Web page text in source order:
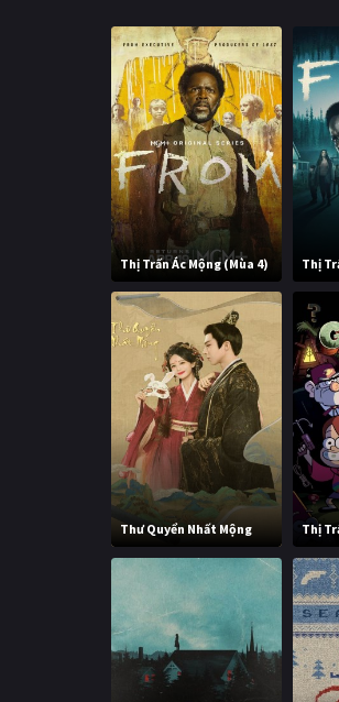
Thị Trấn Ác Mộng (Mùa 4) Thị
Thư Quyển Nhất Mộng Thị